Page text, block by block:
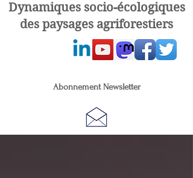
Dynamiques socio-écologiques
des paysages agriforestiers
Abonnement Newsletter